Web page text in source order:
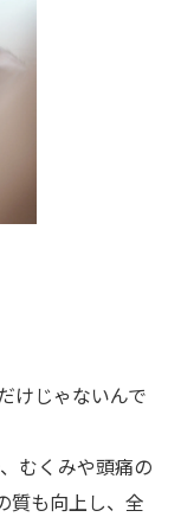
けじゃないんで
むくみや頭痛の
質も向上し、全